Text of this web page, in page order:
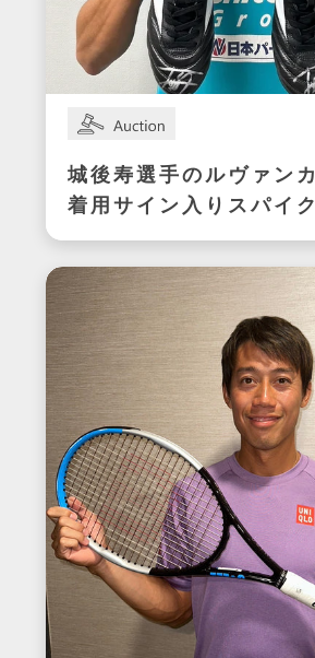
城後寿選手のルヴァン
着用サイン入りスパイク